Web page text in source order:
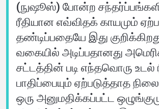
(நுஷூஸ்) போன்ற
ரீதியான எவ்விதக் காயமும்
தண்டிப்பதையே இது
வகையில் அடிப்பதானது
சட்டத்தின் படி எந்தவொரு உடல்
பாதிப்பையும் ஏற்படுத்தாத
ஒரு அனுமதிக்கப்பட்ட